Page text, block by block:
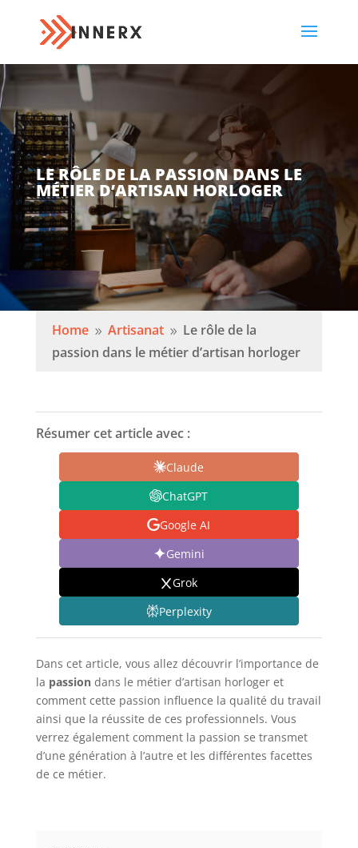
LE RÔLE DE LA PASSION DANS LE
MÉTIER D’ARTISAN HORLOGER
Home 9 Artisanat 9 Le rôle de la
passion dans le métier d’artisan horloger
Résumer cet article avec :
Claude
ChatGPT
Google AI
Gemini
Grok
Perplexity
Dans cet article, vous allez découvrir l’importance de
la passiondans le métier d’artisan horloger et
comment cette passion influence la qualité du travail
ainsi que la réussite de ces professionnels. Vous
verrez également comment la passion se transmet
d’une génération à l’autre et les différentes facettes
de ce métier.